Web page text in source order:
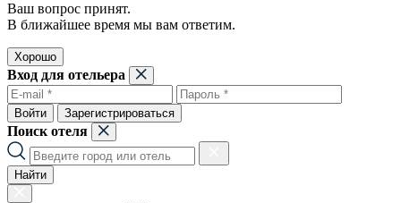
Ваш вопрос принят.
В ближайшее время мы вам ответим.
Хорошо
Вход для отельера
Войти Зарегистрироваться
Поиск отеля
Найти